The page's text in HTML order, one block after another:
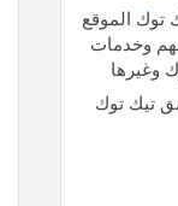
توك الموقع
وخدمات
وغيرها
تيك توك